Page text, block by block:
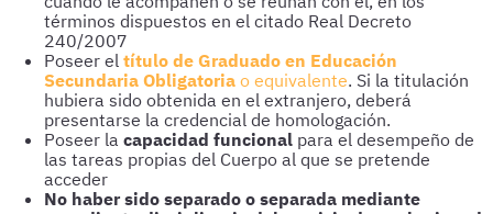
términos dispuestos en el citado Real Decreto
240/2007
Poseer el título de Graduado en Educación
Secundaria Obligatoria o equivalente. Si la titulación
hubiera sido obtenida en el extranjero, deberá
presentarse la credencial de homologación.
Poseer la capacidad funcional para el desempeño de
las tareas propias del Cuerpo al que se pretende
acceder
No haber sido separado o separada mediante